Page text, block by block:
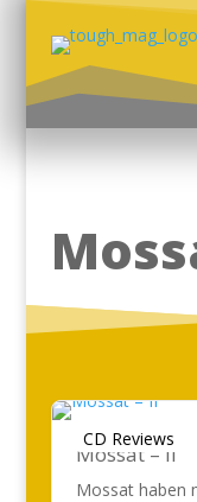
CD Reviews
Mossat – II
Mossat haben